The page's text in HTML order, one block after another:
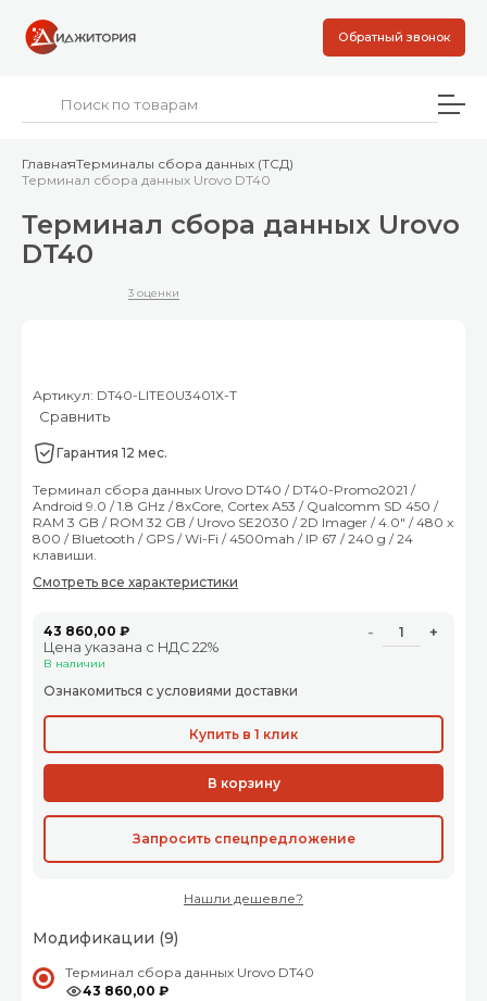
Обратный звонок
ГлавнаяТерминалы сбора данных (ТСД)
Терминал сбора данных Urovo DT40
Терминал сбора данных Urovo
DT40
3 оценки
Артикул: DT40-LITE0U3401X-T
Сравнить
Гарантия 12 мес.
Терминал сбора данных Urovo DT40 / DT40-Promo2021 /
Android 9.0 / 1.8 GHz / 8хCore, Cortex A53 / Qualcomm SD 450 /
RAM 3 GB / ROM 32 GB / Urovo SE2030 / 2D Imager / 4.0" / 480 x
800 / Bluetooth / GPS / Wi-Fi / 4500mah / IP 67 / 240 g / 24
клавиши.
Смотреть все характеристики
43 860,00 ₽
Цена указана с НДС 22%
В наличии
- +
Ознакомиться с условиями доставки
Купить в 1 клик
В корзину
Запросить спецпредложение
Нашли дешевле?
Модификации (9)
Терминал сбора данных Urovo DT40
43 860,00 ₽